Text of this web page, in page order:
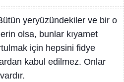
yeryüzündekiler ve bir o
olsa, bunlar kıyamet
için hepsini fidye
kabul edilmez. Onlar